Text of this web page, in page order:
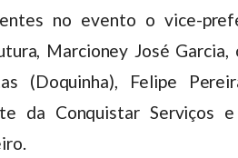
no evento o vice-
Marcioney José Garcia,
(Doquinha), Felipe
da Conquistar Serviços e